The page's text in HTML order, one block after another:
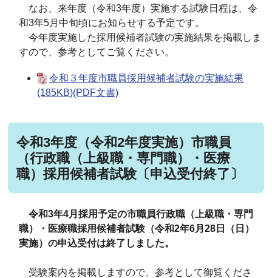
なお、来年度（令和3年度）実施する試験日程は、令
和3年5月中旬頃にお知らせする予定です。
今年度実施した採用候補者試験の実施結果を掲載しま
すので、参考としてご覧ください。
令和３年度市職員採用候補者試験の実施結果
(185KB)(PDF文書)
令和3年度（令和2年度実施）市職員
（行政職（上級職・専門職）・医療
職）採用候補者試験〔申込受付終了〕
令和3年4月採用予定の市職員行政職（上級職・専門
職）・医療職採用候補者試験（令和2年6月28日（日）
実施）の申込受付は終了しました。
受験案内を掲載しますので、参考として御覧くださ